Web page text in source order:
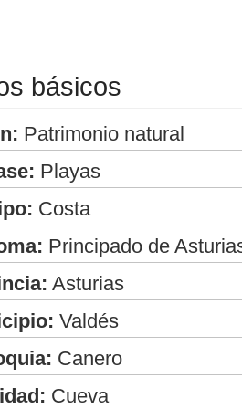
básicos
Patrimonio natural
Playas
Costa
Principado de
Asturias
Valdés
Canero
Cueva